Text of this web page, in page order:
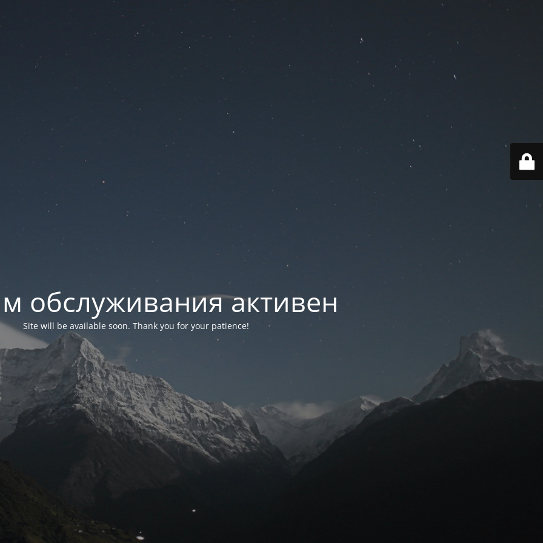
обслуживания активен
Site will be available soon. Thank you for your patience!